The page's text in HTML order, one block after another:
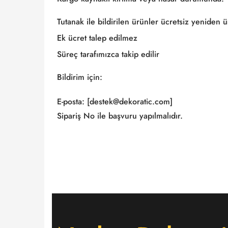
Tutanak ile bildirilen ürünler ücretsiz yeniden
Ek ücret talep edilmez
Süreç tarafımızca takip edilir
Bildirim için:
E-posta: [destek@dekoratic.com]
Sipariş No ile başvuru yapılmalıdır.